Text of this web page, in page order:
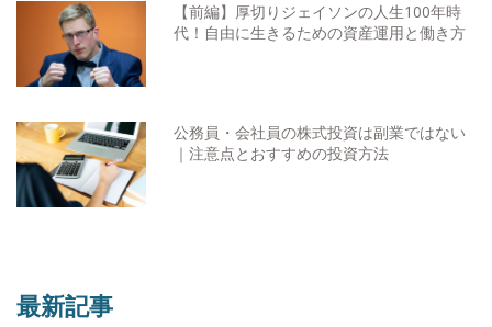
【前編】厚切りジェイソンの人生100年時
代！自由に生きるための資産運用と働き方
公務員・会社員の株式投資は副業ではない
｜注意点とおすすめの投資方法
最新記事